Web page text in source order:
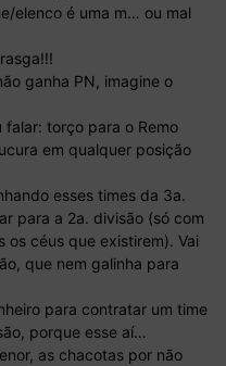
elenco é uma m… ou mal
ganha PN, imagine o
falar: torço para o Remo
em qualquer posição
esses times da 3a.
para a 2a. divisão (só com
os céus que existirem). Vai
que nem galinha para
para contratar um time
porque esse aí…
as chacotas por não